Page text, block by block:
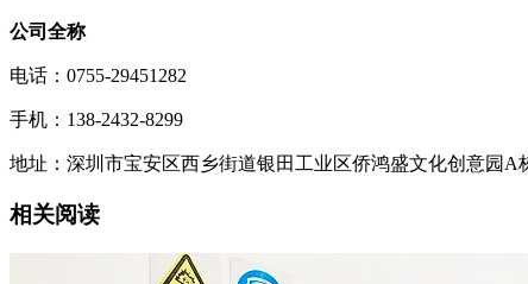
公司全称
电话：0755-29451282
手机：138-2432-8299
地址：深圳市宝安区西乡街道银田工业区侨鸿盛文化创意园A
相关阅读